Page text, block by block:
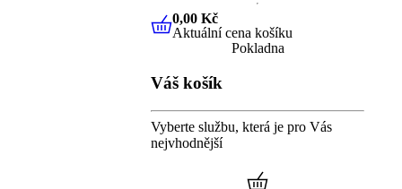
0,00 KčAktuální cena košíku
0,00 Kč
Aktuální cena košíku
Pokladna
Váš košík
Vyberte službu, která je pro Vás
nejvhodnější